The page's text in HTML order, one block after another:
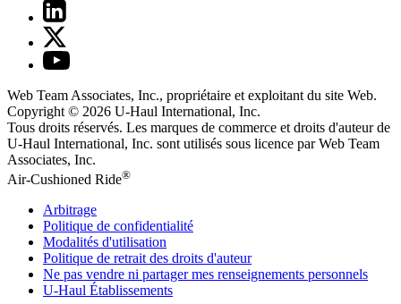
Web Team Associates, Inc., propriétaire et exploitant du site Web.
Copyright © 2026 U-Haul International, Inc.
Tous droits réservés. Les marques de commerce et droits d'auteur de
U-Haul International, Inc. sont utilisés sous licence par Web Team
Associates, Inc.
Air-Cushioned Ride®
Arbitrage
Politique de confidentialité
Modalités d'utilisation
Politique de retrait des droits d'auteur
Ne pas vendre ni partager mes renseignements personnels
U-Haul Établissements